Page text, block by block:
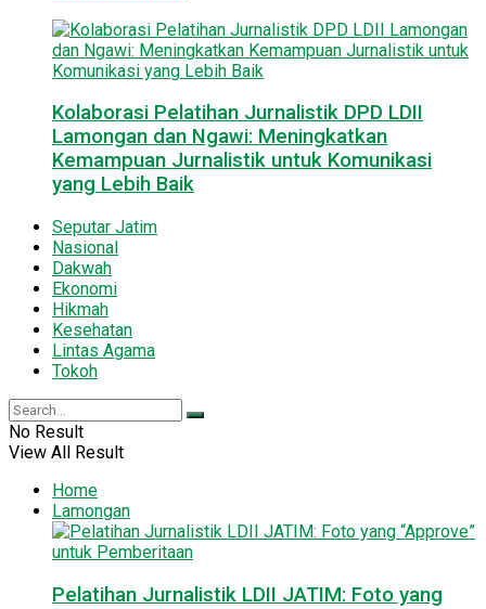
Kolaborasi Pelatihan Jurnalistik DPD LDII
Lamongan dan Ngawi: Meningkatkan
Kemampuan Jurnalistik untuk Komunikasi
yang Lebih Baik
Seputar Jatim
Nasional
Dakwah
Ekonomi
Hikmah
Kesehatan
Lintas Agama
Tokoh
No Result
View All Result
Home
Lamongan
Pelatihan Jurnalistik LDII JATIM: Foto yang